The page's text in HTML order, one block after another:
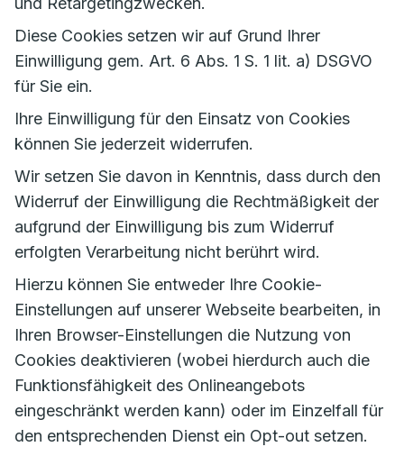
Diese Cookies setzen wir auf Grund Ihrer
Einwilligung gem. Art. 6 Abs. 1 S. 1 lit. a) DSGVO
für Sie ein.
Ihre Einwilligung für den Einsatz von Cookies
können Sie jederzeit widerrufen.
Wir setzen Sie davon in Kenntnis, dass durch den
Widerruf der Einwilligung die Rechtmäßigkeit der
aufgrund der Einwilligung bis zum Widerruf
erfolgten Verarbeitung nicht berührt wird.
Hierzu können Sie entweder Ihre Cookie-
Einstellungen auf unserer Webseite bearbeiten, in
Ihren Browser-Einstellungen die Nutzung von
Cookies deaktivieren (wobei hierdurch auch die
Funktionsfähigkeit des Onlineangebots
eingeschränkt werden kann) oder im Einzelfall für
den entsprechenden Dienst ein Opt-out setzen.